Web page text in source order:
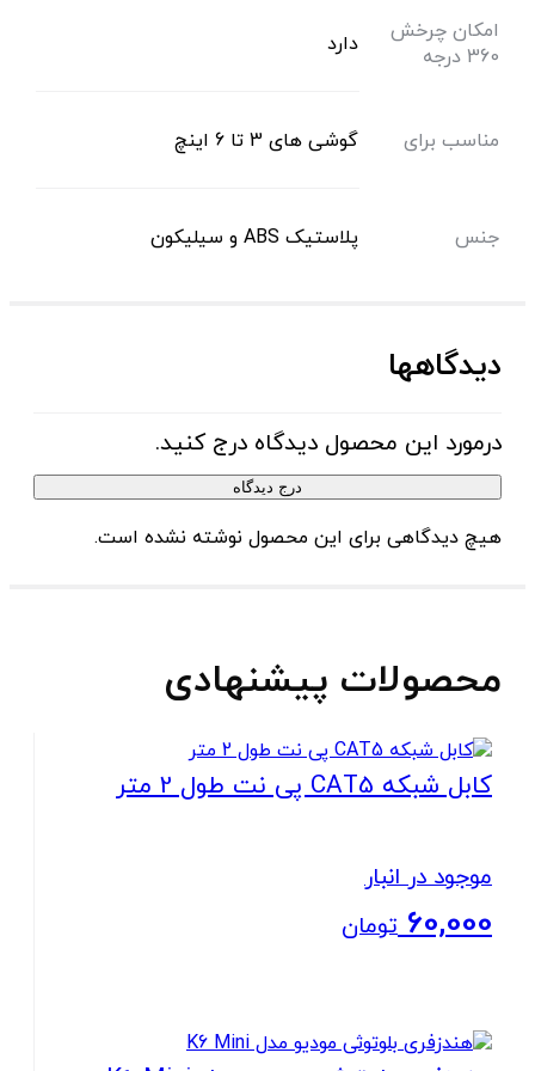
امکان چرخش
360 درجه
دارد
مناسب برای گوشی های 3 تا 6 اینچ
جنس پلاستیک ABS و سیلیکون
دیدگاهها
درمورد این محصول دیدگاه درج کنید.
درج دیدگاه
هیچ دیدگاهی برای این محصول نوشته نشده است.
محصولات پیشنهادی
کابل شبکه CAT5 پی نت طول 2 متر
موجود در انبار
60,000 تومان
بستن